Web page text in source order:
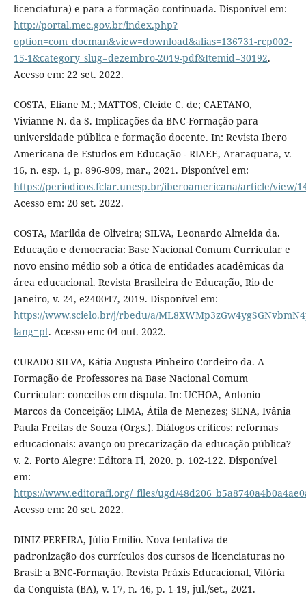
licenciatura) e para a formação continuada. Disponível em:
http://portal.mec.gov.br/index.php?
option=com_docman&view=download&alias=136731-rcp002-
15-1&category_slug=dezembro-2019-pdf&Itemid=30192.
Acesso em: 22 set. 2022.
COSTA, Eliane M.; MATTOS, Cleide C. de; CAETANO,
Vivianne N. da S. Implicações da BNC-Formação para
universidade pública e formação docente. In: Revista Ibero
Americana de Estudos em Educação - RIAEE, Araraquara, v.
16, n. esp. 1, p. 896-909, mar., 2021. Disponível em:
https://periodicos.fclar.unesp.br/iberoamericana/article/view/
Acesso em: 20 set. 2022.
COSTA, Marilda de Oliveira; SILVA, Leonardo Almeida da.
Educação e democracia: Base Nacional Comum Curricular e
novo ensino médio sob a ótica de entidades acadêmicas da
área educacional. Revista Brasileira de Educação, Rio de
Janeiro, v. 24, e240047, 2019. Disponível em:
https://www.scielo.br/j/rbedu/a/
lang=pt. Acesso em: 04 out. 2022.
CURADO SILVA, Kátia Augusta Pinheiro Cordeiro da. A
Formação de Professores na Base Nacional Comum
Curricular: conceitos em disputa. In: UCHOA, Antonio
Marcos da Conceição; LIMA, Átila de Menezes; SENA, Ivânia
Paula Freitas de Souza (Orgs.). Diálogos críticos: reformas
educacionais: avanço ou precarização da educação pública?
v. 2. Porto Alegre: Editora Fi, 2020. p. 102-122. Disponível
em:
https://www.editorafi.org/_files/ugd/
Acesso em: 20 set. 2022.
DINIZ-PEREIRA, Júlio Emílio. Nova tentativa de
padronização dos currículos dos cursos de licenciaturas no
Brasil: a BNC-Formação. Revista Práxis Educacional, Vitória
da Conquista (BA), v. 17, n. 46, p. 1-19, jul./set., 2021.